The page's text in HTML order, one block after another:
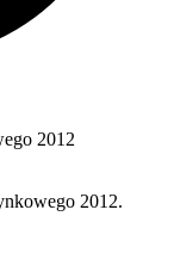
2012
2012.